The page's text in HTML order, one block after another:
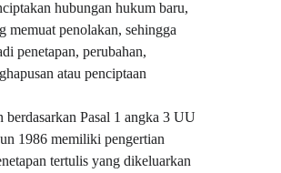
hubungan hukum baru,
memuat penolakan, sehingga
penetapan, perubahan,
atau penciptaan
berdasarkan Pasal 1 angka 3 UU
1986 memiliki pengertian
tertulis yang dikeluarkan